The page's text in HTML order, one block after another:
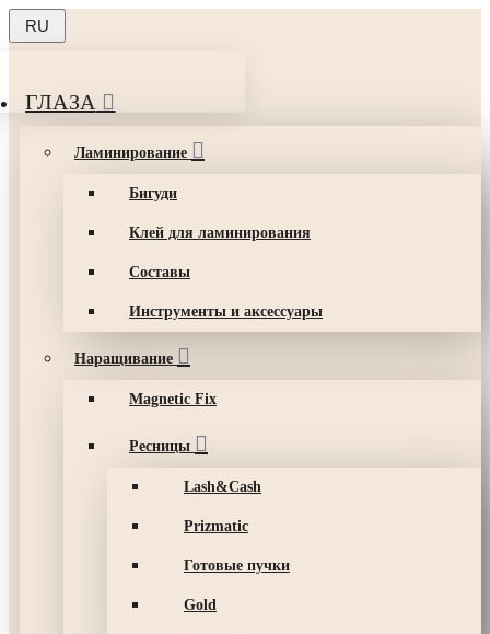
RU
ГЛАЗА
Ламинирование
Бигуди
Клей для ламинирования
Составы
Инструменты и аксессуары
Наращивание
Magnetic Fix
Ресницы
Lash&Cash
Prizmatic
Готовые пучки
Gold